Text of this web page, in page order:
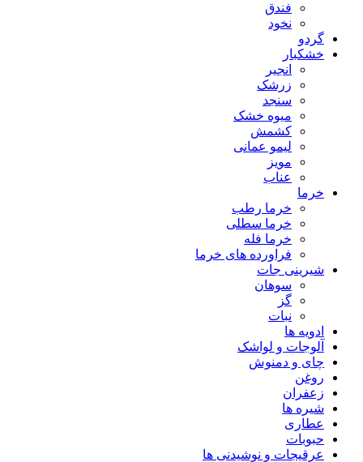
فندق
نخود
گردو
خشکبار
انجیر
زرشک
سنجد
میوه خشک
کشمش
لیمو عمانی
مویز
عناب
خرما
خرما رطب
خرما سطلی
خرما فله
فراورده های خرما
شیرینی جات
سوهان
گز
نبات
ادویه ها
آلوجات و لواشک
چای و دمنوش
روغن
زعفران
شیره ها
عطاری
حبوبات
عرقیجات و نوشیدنی ها